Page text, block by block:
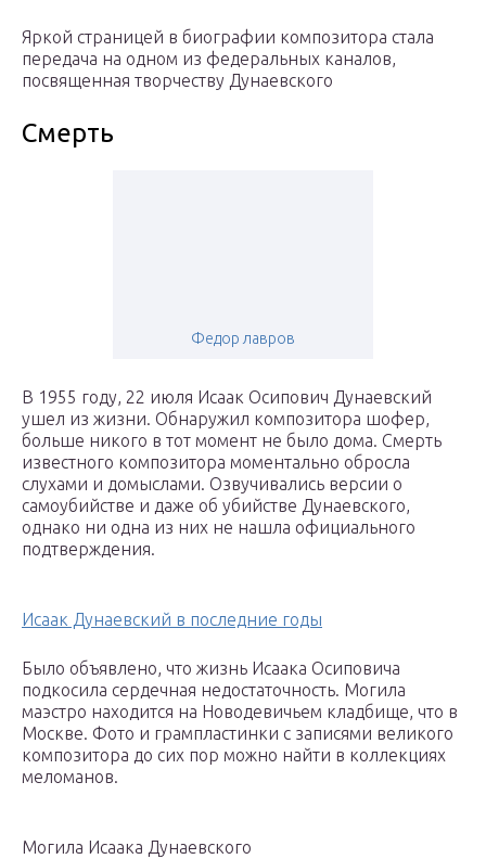
Яркой страницей в биографии композитора стала
передача на одном из федеральных каналов,
посвященная творчеству Дунаевского
Смерть
Федор лавров
В 1955 году, 22 июля Исаак Осипович Дунаевский
ушел из жизни. Обнаружил композитора шофер,
больше никого в тот момент не было дома. Смерть
известного композитора моментально обросла
слухами и домыслами. Озвучивались версии о
самоубийстве и даже об убийстве Дунаевского,
однако ни одна из них не нашла официального
подтверждения.
Исаак Дунаевский в последние годы
Было объявлено, что жизнь Исаака Осиповича
подкосила сердечная недостаточность. Могила
маэстро находится на Новодевичьем кладбище, что в
Москве. Фото и грампластинки с записями великого
композитора до сих пор можно найти в коллекциях
меломанов.
Могила Исаака Дунаевского